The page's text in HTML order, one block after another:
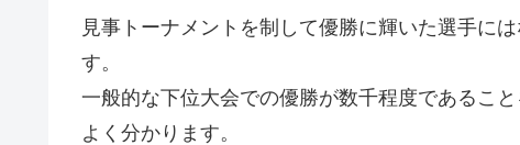
見事トーナメントを制して優勝に輝いた選手に
す。
一般的な下位大会での優勝が数千程度であるこ
よく分かります。